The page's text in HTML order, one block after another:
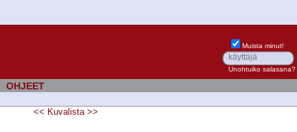
OHJEET
Muista minut!
Unohtuiko salasana?
<< Kuvalista >>